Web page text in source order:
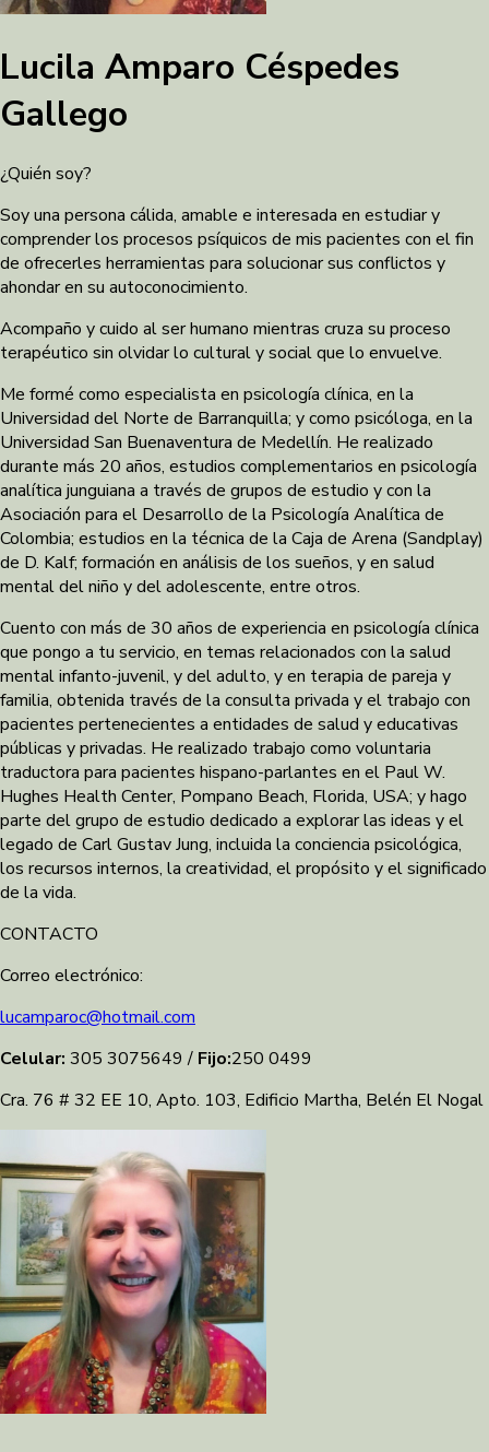
Lucila Amparo Céspedes
Gallego
¿Quién soy?
Soy una persona cálida, amable e interesada en estudiar y
comprender los procesos psíquicos de mis pacientes con el fin
de ofrecerles herramientas para solucionar sus conflictos y
ahondar en su autoconocimiento.
Acompaño y cuido al ser humano mientras cruza su proceso
terapéutico sin olvidar lo cultural y social que lo envuelve.
Me formé como especialista en psicología clínica, en la
Universidad del Norte de Barranquilla; y como psicóloga, en la
Universidad San Buenaventura de Medellín. He realizado
durante más 20 años, estudios complementarios en psicología
analítica junguiana a través de grupos de estudio y con la
Asociación para el Desarrollo de la Psicología Analítica de
Colombia; estudios en la técnica de la Caja de Arena (Sandplay)
de D. Kalf; formación en análisis de los sueños, y en salud
mental del niño y del adolescente, entre otros.
Cuento con más de 30 años de experiencia en psicología clínica
que pongo a tu servicio, en temas relacionados con la salud
mental infanto-juvenil, y del adulto, y en terapia de pareja y
familia, obtenida través de la consulta privada y el trabajo con
pacientes pertenecientes a entidades de salud y educativas
públicas y privadas. He realizado trabajo como voluntaria
traductora para pacientes hispano-parlantes en el Paul W.
Hughes Health Center, Pompano Beach, Florida, USA; y hago
parte del grupo de estudio dedicado a explorar las ideas y el
legado de Carl Gustav Jung, incluida la conciencia psicológica,
los recursos internos, la creatividad, el propósito y el significado
de la vida.
CONTACTO
Correo electrónico:
lucamparoc@hotmail.com
Celular: 305 3075649 / Fijo:250 0499
Cra. 76 # 32 EE 10, Apto. 103, Edificio Martha, Belén El Nogal